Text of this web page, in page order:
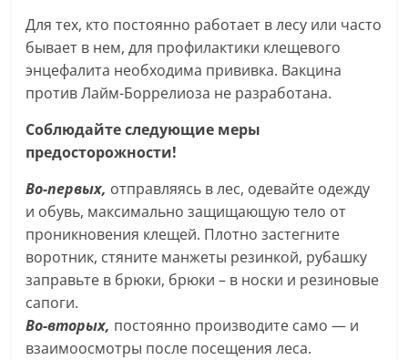
Для тех, кто постоянно работает в лесу или часто
бывает в нем, для профилактики клещевого
энцефалита необходима прививка. Вакцина
против Лайм-Боррелиоза не разработана.
Соблюдайте следующие меры
предосторожности!
Во-первых, отправляясь в лес, одевайте одежду
и обувь, максимально защищающую тело от
проникновения клещей. Плотно застегните
воротник, стяните манжеты резинкой, рубашку
заправьте в брюки, брюки – в носки и резиновые
сапоги.
Во-вторых, постоянно производите само — и
взаимоосмотры после посещения леса.